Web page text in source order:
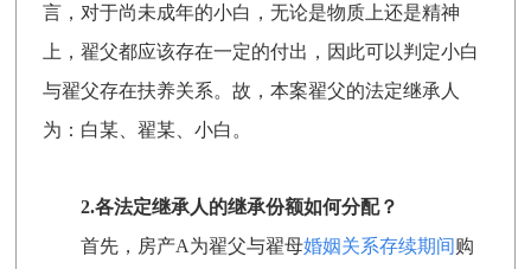
言，对于尚未成年的小白，无论是物质上还是精神
上，翟父都应该存在一定的付出，因此可以判定小白
与翟父存在扶养关系。故，本案翟父的法定继承人
为：白某、翟某、小白。
2.各法定继承人的继承份额如何分配？
首先，房产A为翟父与翟母婚姻关系存续期间购